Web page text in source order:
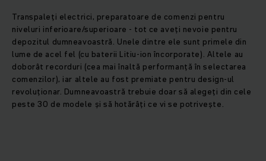
Transpaleți electrici, preparatoare de comenzi pentru
niveluri inferioare/superioare - tot ce aveți nevoie pentru
depozitul dumneavoastră. Unele dintre ele sunt primele din
lume de acel fel (cu baterii Litiu-ion încorporate). Altele au
doborât recorduri (cea mai înaltă performanță în selectarea
comenzilor), iar altele au fost premiate pentru design-ul
revoluționar. Dumneavoastră trebuie doar să alegeți din cele
peste 30 de modele și să hotărâți ce vi se potrivește.